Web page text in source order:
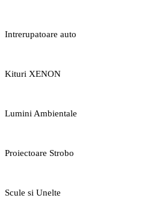
Intrerupatoare auto
Kituri XENON
Lumini Ambientale
Proiectoare Strobo
Scule si Unelte